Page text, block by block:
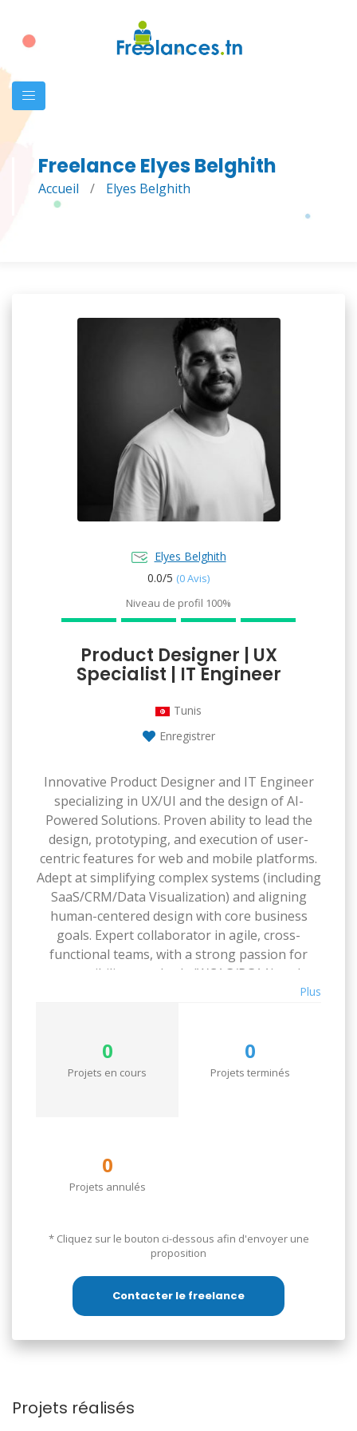
Freelance Elyes Belghith
Accueil / Elyes Belghith
Elyes Belghith
0.0/5 (0 Avis)
Niveau de profil 100%
Product Designer | UX
Specialist | IT Engineer
Tunis
Enregistrer
Innovative Product Designer and IT Engineer
specializing in UX/UI and the design of AI-
Powered Solutions. Proven ability to lead the
design, prototyping, and execution of user-
centric features for web and mobile platforms.
Adept at simplifying complex systems (including
SaaS/CRM/Data Visualization) and aligning
human-centered design with core business
goals. Expert collaborator in agile, cross-
functional teams, with a strong passion for
accessibility standards (WCAG/RGAA) and
Plus
0
Projets en cours
0
Projets terminés
0
Projets annulés
* Cliquez sur le bouton ci-dessous afin d'envoyer une
proposition
Contacter le freelance
Projets réalisés